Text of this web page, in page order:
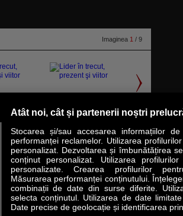
Imaginea 1 / 9
ANALIZE HI-TECH MEET THE CEO
Servicii
Atât noi, cât și partenerii noștri
Stocarea și/sau accesarea informațiilor
performanței reclamelor. Utilizarea
personalizat. Dezvoltarea și îmbunătățirea
conținut personalizat. Utilizarea
personalizate. Crearea profilurilor
Măsurarea performanței conținutului.
combinații de date din surse diferite.
selecta conținutul. Utilizarea de date
Date precise de geolocație și identificarea